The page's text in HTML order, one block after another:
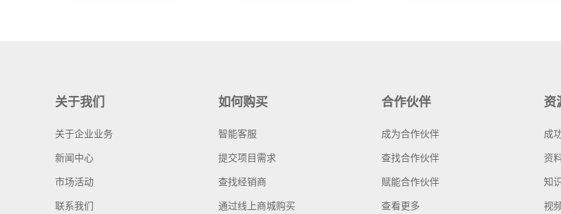
关于我们
关于企业业务
新闻中心
市场活动
联系我们
如何购买
智能客服
提交项目需求
查找经销商
通过线上商城购买
合作伙伴
成为合作伙伴
查找合作伙伴
赋能合作伙伴
查看更多
资
成
资
知
视